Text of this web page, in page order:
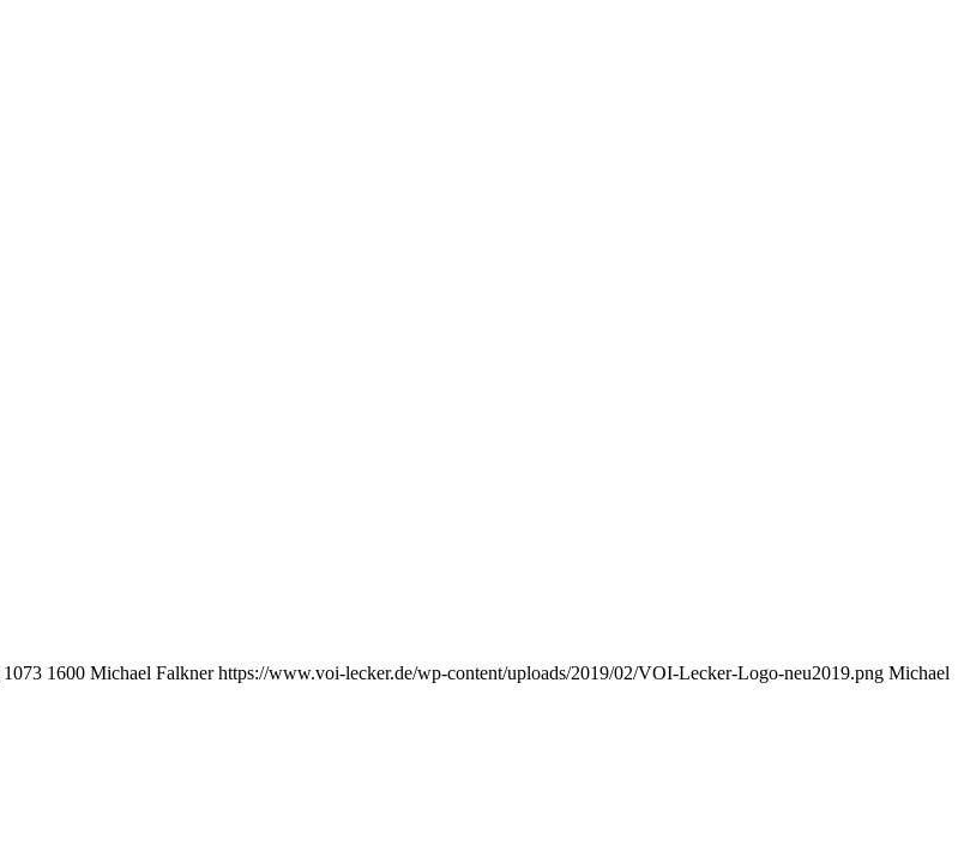
1073 1600 Michael Falkner https://www.voi-lecker.de/wp-content/uploads/2019/02/VOI-Lecker-Logo-neu2019.png Michael